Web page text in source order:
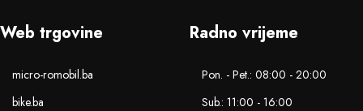
Web trgovine
micro-romobil.ba
bike.ba
Radno vrijeme
Pon. - Pet.: 08:00 - 20:00
Sub.: 11:00 - 16:00